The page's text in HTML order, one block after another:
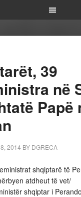
39
në
Papë
2014 BY DGRECA
shqiptarë të
atdheut të vet/
shqiptar i